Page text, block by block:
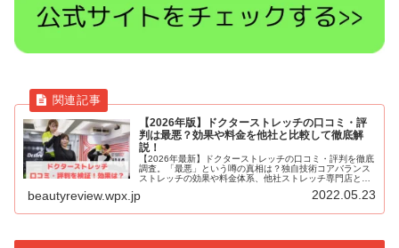
【2026年版】ドクターストレッチの口コミ・評
判は最悪？効果や料金を他社と比較して徹底解
説！
【2026年最新】ドクターストレッチの口コミ・評判を徹底
調査。「最悪」という噂の真相は？独自技術コアバランス
ストレッチの効果や料金体系、他社ストレッチ専門店との
善したい方必見の完全ガイドです。
beautyreview.wpx.jp 2022.05.23